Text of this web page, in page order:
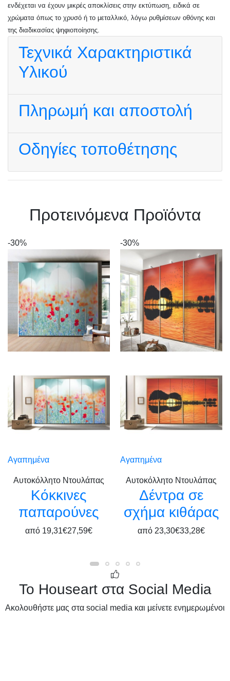
ενδέχεται να έχουν μικρές αποκλίσεις στην εκτύπωση, ειδικά σε
χρώματα όπως το χρυσό ή το μεταλλικό, λόγω ρυθμίσεων οθόνης και
της διαδικασίας ψηφιοποίησης.
Τεχνικά Χαρακτηριστικά
Υλικού
Πληρωμή και αποστολή
Οδηγίες τοποθέτησης
Πρoτεινόμενα Προϊόντα
-30%
Αγαπημένα
Αυτοκόλλητο Ντουλάπας
Κόκκινες
παπαρούνες
από 19,31€27,59€
-30%
Αγαπημένα
Αυτοκόλλητο Ντουλάπας
Δέντρα σε
σχήμα κιθάρας
από 23,30€33,28€
Το Houseart στα Social Media
Ακολουθήστε μας στα social media και μείνετε ενημερωμένοι